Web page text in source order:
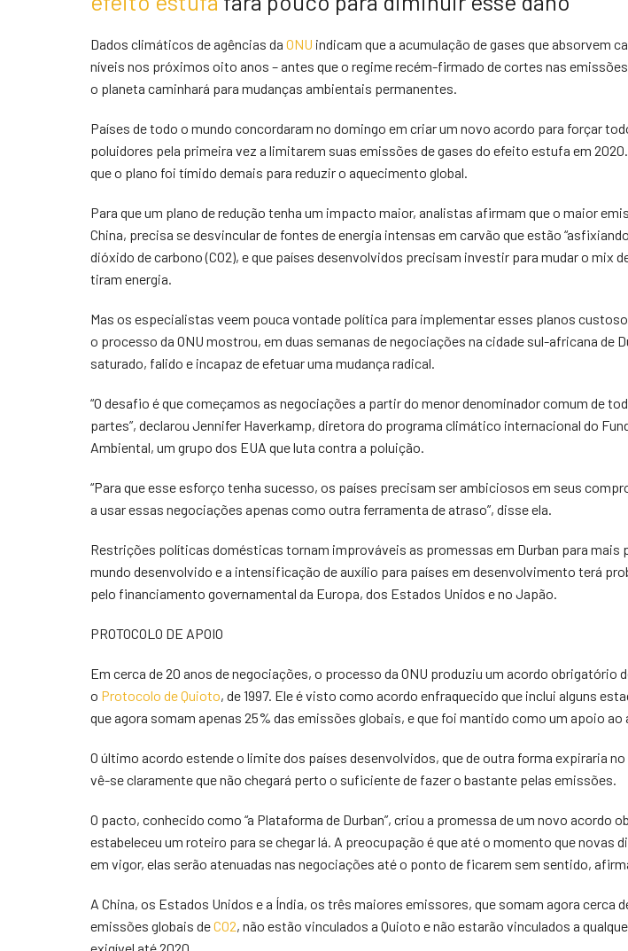
Dados climáticos de agências da ONU indicam que a acumulação de gases que absorvem
níveis nos próximos oito anos – antes que o regime recém-firmado de cortes nas
o planeta caminhará para mudanças ambientais permanentes.
Países de todo o mundo concordaram no domingo em criar um novo acordo para forçar
poluidores pela primeira vez a limitarem suas emissões de gases do efeito estufa em
que o plano foi tímido demais para reduzir o aquecimento global.
Para que um plano de redução tenha um impacto maior, analistas afirmam que o maior
China, precisa se desvincular de fontes de energia intensas em carvão que estão
dióxido de carbono (CO2), e que países desenvolvidos precisam investir para mudar o mix
tiram energia.
Mas os especialistas veem pouca vontade política para implementar esses planos
o processo da ONU mostrou, em duas semanas de negociações na cidade sul-africana de
saturado, falido e incapaz de efetuar uma mudança radical.
“O desafio é que começamos as negociações a partir do menor denominador comum de
partes”, declarou Jennifer Haverkamp, diretora do programa climático internacional do
Ambiental, um grupo dos EUA que luta contra a poluição.
“Para que esse esforço tenha sucesso, os países precisam ser ambiciosos em seus
a usar essas negociações apenas como outra ferramenta de atraso”, disse ela.
Restrições políticas domésticas tornam improváveis as promessas em Durban para mais
mundo desenvolvido e a intensificação de auxílio para países em desenvolvimento terá
pelo financiamento governamental da Europa, dos Estados Unidos e no Japão.
PROTOCOLO DE APOIO
Em cerca de 20 anos de negociações, o processo da ONU produziu um acordo obrigatório
o Protocolo de Quioto, de 1997. Ele é visto como acordo enfraquecido que inclui alguns
que agora somam apenas 25% das emissões globais, e que foi mantido como um apoio ao
O último acordo estende o limite dos países desenvolvidos, que de outra forma expiraria
vê-se claramente que não chegará perto o suficiente de fazer o bastante pelas emissões.
O pacto, conhecido como “a Plataforma de Durban”, criou a promessa de um novo acordo
estabeleceu um roteiro para se chegar lá. A preocupação é que até o momento que novas
em vigor, elas serão atenuadas nas negociações até o ponto de ficarem sem sentido,
A China, os Estados Unidos e a Índia, os três maiores emissores, que somam agora cerca
emissões globais deCO2, não estão vinculados a Quioto e não estarão vinculados a